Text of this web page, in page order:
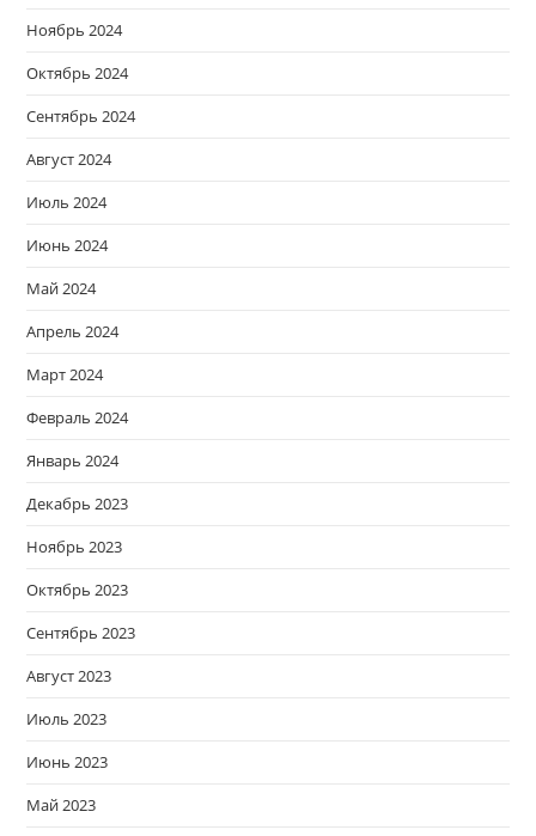
Ноябрь 2024
Октябрь 2024
Сентябрь 2024
Август 2024
Июль 2024
Июнь 2024
Май 2024
Апрель 2024
Март 2024
Февраль 2024
Январь 2024
Декабрь 2023
Ноябрь 2023
Октябрь 2023
Сентябрь 2023
Август 2023
Июль 2023
Июнь 2023
Май 2023